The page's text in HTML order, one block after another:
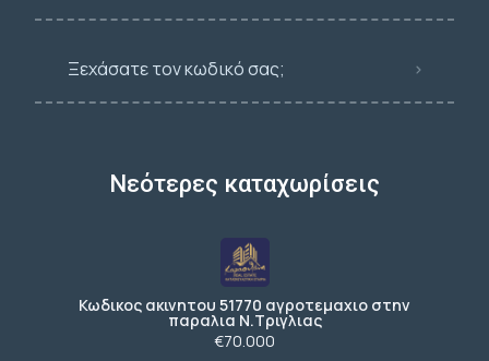
Ξεχάσατε τον κωδικό σας;
Νεότερες καταχωρίσεις
Κωδικος ακινητου 51770 αγροτεμαχιο στην
παραλια Ν.Τριγλιας
€70.000